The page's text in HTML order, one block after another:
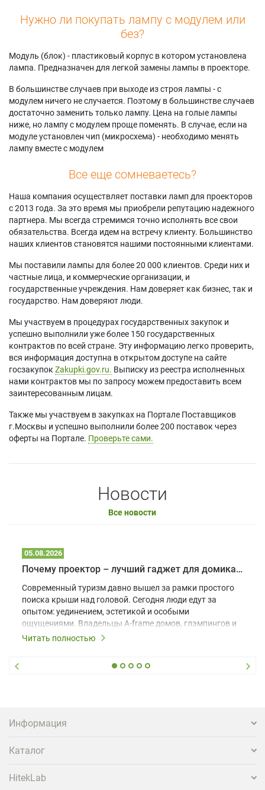
Нужно ли покупать лампу с модулем или
без?
Модуль (блок) - пластиковый корпус в котором установлена
лампа. Предназначен для легкой замены лампы в проекторе.
В большинстве случаев при выходе из строя лампы - с
модулем ничего не случается. Поэтому в большинстве случаев
достаточно заменить только лампу. Цена на голые лампы
ниже, но лампу с модулем проще поменять. В случае, если на
модуле установлен чип (микросхема) - необходимо менять
лампу вместе с модулем
Все еще сомневаетесь?
Наша компания осуществляет поставки ламп для проекторов
с 2013 года. За это время мы приобрели репутацию надежного
партнера. Мы всегда стремимся точно исполнять все свои
обязательства. Всегда идем на встречу клиенту. Большинство
наших клиентов становятся нашими постоянными клиентами.
Мы поставили лампы для более 20 000 клиентов. Среди них и
частные лица, и коммерческие организации, и
государственные учреждения. Нам доверяет как бизнес, так и
государство. Нам доверяют люди.
Мы участвуем в процедурах государственных закупок и
успешно выполнили уже более 150 государственных
контрактов по всей стране. Эту информацию легко проверить,
вся информация доступна в открытом доступе на сайте
госзакупок Zakupki.gov.ru. Выписку из реестра исполненных
нами контрактов мы по запросу можем предоставить всем
заинтересованным лицам.
Также мы участвуем в закупках на Портале Поставщиков
г.Москвы и успешно выполнили более 200 поставок через
оферты на Портале. Проверьте сами.
Новости
Все новости
05.08.2026
Почему проектор – лучший гаджет для домика в глэмпинге
Современный туризм давно вышел за рамки простого
поиска крыши над головой. Сегодня люди едут за
опытом: уединением, эстетикой и особыми
ощущениями. Владельцы A-frame домов, глэмпингов и
шале понимают, что конкуренция растет, и
вернуться и поделиться впечатлениями в соцсетях,
проектора.
Читать полностью
Информация
Каталог
HitekLab